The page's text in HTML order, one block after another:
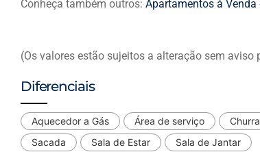
Conheça também outros: Apartamentos á Venda
(Os valores estão sujeitos a alteração sem aviso
Diferenciais
Aquecedor a Gás Área de serviço
Sacada
Sala de Estar Sala de Jantar